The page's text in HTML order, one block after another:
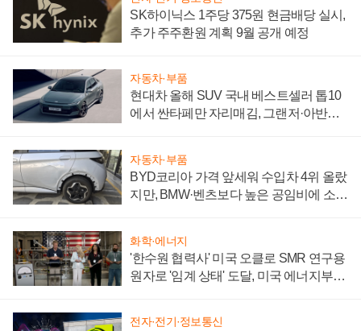
SK하이닉스 1주당 375원 현금배당 실시,
추가 주주환원 계획 9월 공개 예정
자동차·부품
현대차 올해 SUV 국내 베스트셀러 톱10
에서 싼타페만 자리매김, 그랜저·아반떼
자동차·부품
BYD코리아 가격 앞세워 수입차 4위 올랐
지만, BMW·벤츠보다 높은 공임비에 소비
화학·에너지
'한수원 협력사' 미국 오클로 SMR 연구용
원자로 '임계 상태' 도달, 미국 에너지부
전자·전기·정보통신